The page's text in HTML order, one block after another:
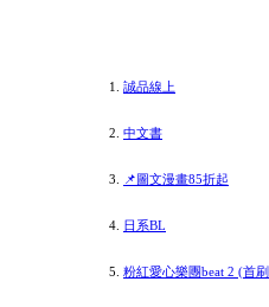
誠品線上
中文書
📌圖文漫畫85折起
日系BL
粉紅愛心樂團beat 2 (首